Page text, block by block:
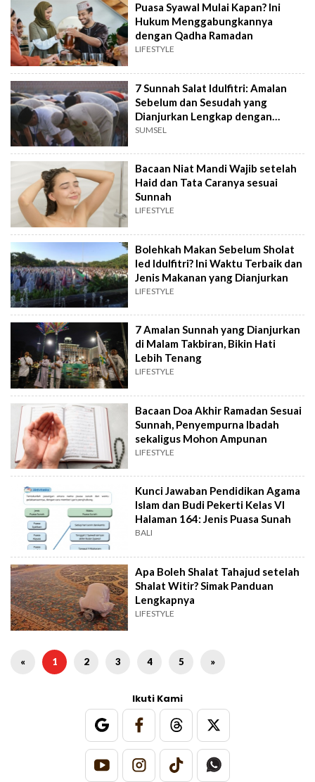
Puasa Syawal Mulai Kapan? Ini
Hukum Menggabungkannya
dengan Qadha Ramadan
LIFESTYLE
7 Sunnah Salat Idulfitri: Amalan
Sebelum dan Sesudah yang
Dianjurkan Lengkap dengan
Penjelasannya
SUMSEL
Bacaan Niat Mandi Wajib setelah
Haid dan Tata Caranya sesuai
Sunnah
LIFESTYLE
Bolehkah Makan Sebelum Sholat
Ied Idulfitri? Ini Waktu Terbaik dan
Jenis Makanan yang Dianjurkan
LIFESTYLE
7 Amalan Sunnah yang Dianjurkan
di Malam Takbiran, Bikin Hati
Lebih Tenang
LIFESTYLE
Bacaan Doa Akhir Ramadan Sesuai
Sunnah, Penyempurna Ibadah
sekaligus Mohon Ampunan
LIFESTYLE
Kunci Jawaban Pendidikan Agama
Islam dan Budi Pekerti Kelas VI
Halaman 164: Jenis Puasa Sunah
BALI
Apa Boleh Shalat Tahajud setelah
Shalat Witir? Simak Panduan
Lengkapnya
LIFESTYLE
« 1 2 3 4 5 »
Ikuti Kami